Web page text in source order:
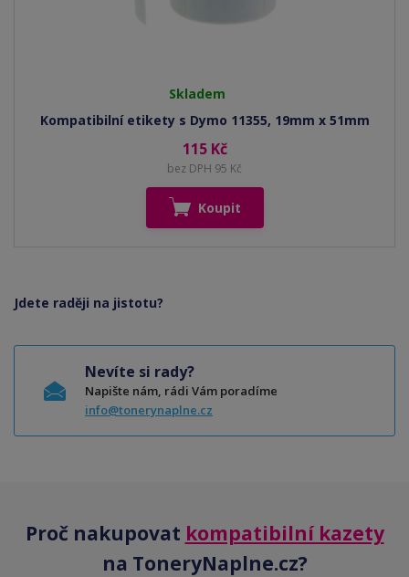
Skladem
Kompatibilní etikety s Dymo 11355, 19mm x 51mm
115 Kč
bez DPH 95 Kč
Koupit
Jdete raději na jistotu?
Nevíte si rady?
Napište nám, rádi Vám poradíme
info@tonerynaplne.cz
Proč nakupovat kompatibilní kazety
na ToneryNaplne.cz?